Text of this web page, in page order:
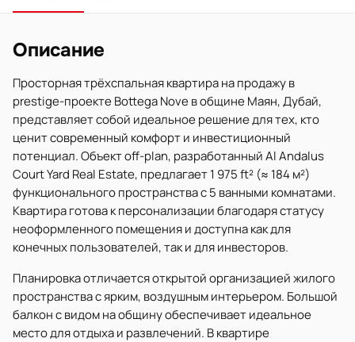
Описание
Просторная трёхспальная квартира на продажу в
prestige-проекте Bottega Nove в общине Маян, Дубай,
представляет собой идеальное решение для тех, кто
ценит современный комфорт и инвестиционный
потенциал. Объект off-plan, разработанный Al Andalus
Court Yard Real Estate, предлагает 1 975 ft² (≈ 184 м²)
функционального пространства с 5 ванными комнатами.
Квартира готова к персонализации благодаря статусу
неоформленного помещения и доступна как для
конечных пользователей, так и для инвесторов.
Планировка отличается открытой организацией жилого
пространства с ярким, воздушным интерьером. Большой
балкон с видом на общину обеспечивает идеальное
место для отдыха и развлечений. В квартире